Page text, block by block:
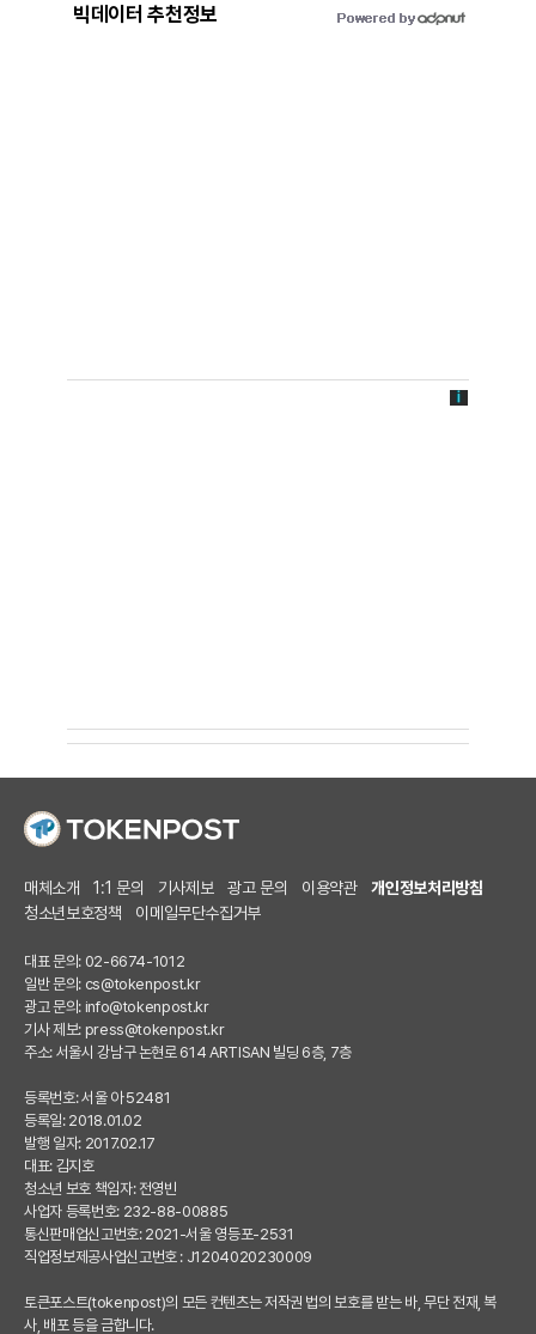
빅데이터 추천정보
매체소개 1:1 문의 기사제보 광고 문의 이용약관
개인정보처리방침
청소년보호정책
이메일무단수집거부
대표 문의: 02-6674-1012
일반 문의: cs@tokenpost.kr
광고 문의: info@tokenpost.kr
기사 제보: press@tokenpost.kr
주소: 서울시 강남구 논현로 614 ARTISAN 빌딩 6층, 7층
등록번호: 서울 아 52481
등록일: 2018.01.02
발행 일자: 2017.02.17
대표: 김지호
청소년 보호 책임자: 전영빈
사업자 등록번호: 232-88-00885
통신판매업신고번호: 2021-서울 영등포-2531
직업정보제공사업신고번호 : J1204020230009
토큰포스트(tokenpost)의 모든 컨텐츠는 저작권 법의 보호를 받는 바, 무단 전재, 복
사, 배포 등을 금합니다.